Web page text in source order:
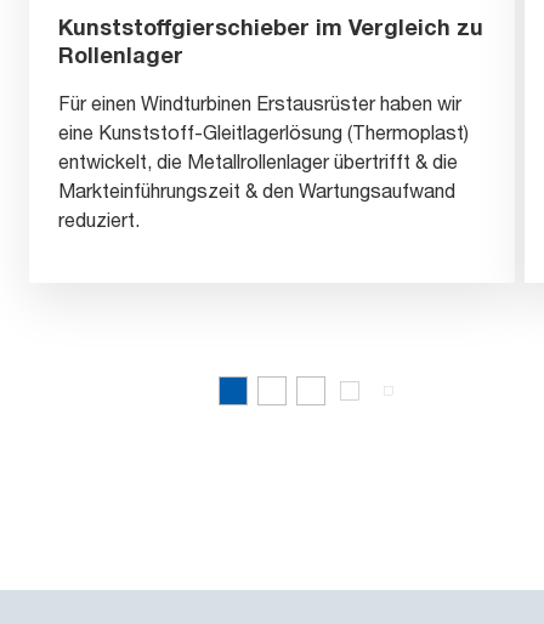
Kunststoffgierschieber im Vergleich zu
Rollenlager
Für einen Windturbinen Erstausrüster haben wir
eine Kunststoff-Gleitlagerlösung (Thermoplast)
entwickelt, die Metallrollenlager übertrifft & die
Markteinführungszeit & den Wartungsaufwand
reduziert.